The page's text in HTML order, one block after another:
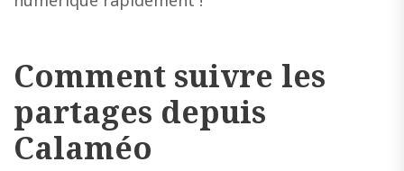
Comment suivre les
partages depuis
Calaméo